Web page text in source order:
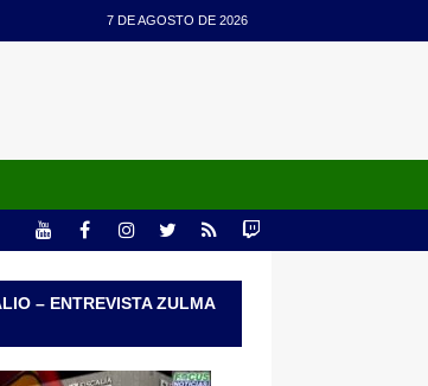
7 DE AGOSTO DE 2026
– ENTREVISTA ZULMA